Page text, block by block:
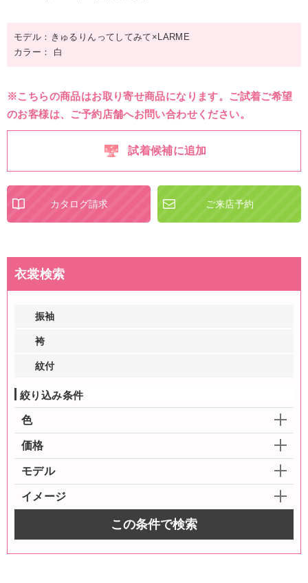
モデル：きゅるりんってしてみて×LARME
カラー： 白
※こちらの商品はお取り寄せ商品になります。ご試着ご希望
のお客様は、ご予約店舗へお問い合わせください。
試着候補に追加
カタログ請求 ご来店予約
衣裳検索
振袖
袴
紋付
絞り込み条件
色
価格
モデル
イメージ
この条件で検索